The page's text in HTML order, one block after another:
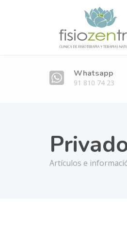
Whatsapp
91 810 74 23
Artículos e